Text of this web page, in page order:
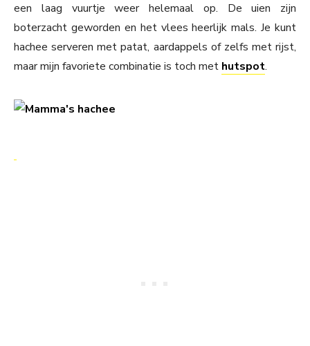
een laag vuurtje weer helemaal op. De uien zijn
boterzacht geworden en het vlees heerlijk mals. Je kunt
hachee serveren met patat, aardappels of zelfs met rijst,
maar mijn favoriete combinatie is toch met hutspot.